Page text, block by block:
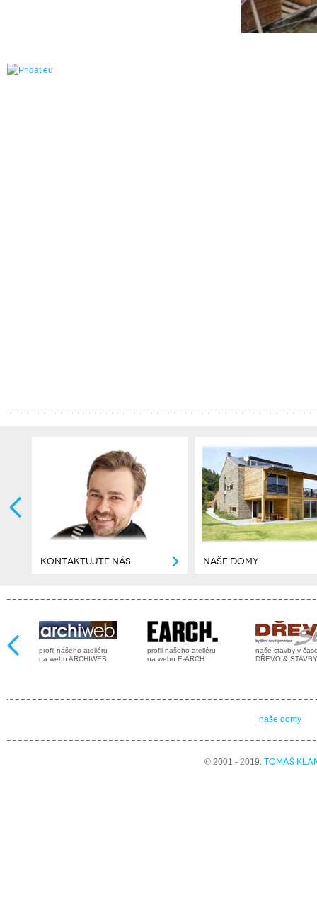
KONTAKTUJTE NÁS NAŠE DOMY
profil našeho ateliéru
na webu ARCHIWEB
profil našeho ateliéru
na webu E-ARCH
naše stavby v
DŘEVO & STAVBY
naše domy
© 2001 - 2019:TOMÁŠ